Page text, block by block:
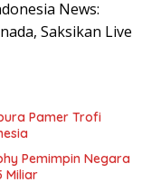
News:
Saksikan Live
Pamer Trofi
Pemimpin Negara
Miliar